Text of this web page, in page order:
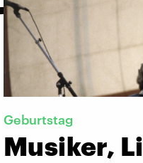
Geburtstag
Musiker,